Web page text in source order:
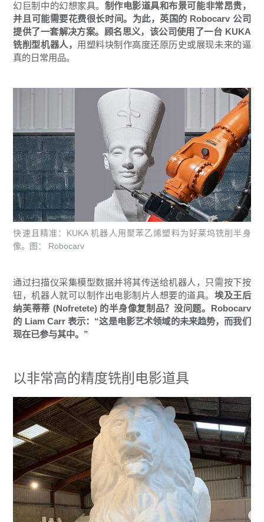
幻巨制中的幻想家具。 制作电影道具和布景可能非常昂贵，
并且可能需要花费很长时间。为此，英国的 Robocarv 公司
提供了一套解决方案。 顾名思义，该公司使用了一台 KUKA
铣削型机器人， 用塑料块制作高度还原历史或展现未来的逼
真的日常用品。
快速且精准：KUKA 机器人用聚苯乙烯塑料为好莱坞铣削半身
像。图： Robocarv
通过扫描仪采集模型数据并将其传送给机器人，只需按下按
钮，机器人就可以制作出电影制片人想要的道具。埃及王后
纳芙蒂蒂 (Nofretete) 的半身像复制品？没问题。Robocarv
的 Liam Carr 表示：“这是电影艺术领域的未来趋势，而我们
现在已参与其中。”
以非常高的精度铣削电影道具